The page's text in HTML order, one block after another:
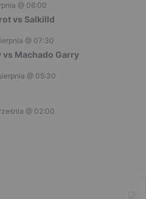
@ 06:00
vs Salkilld
@ 07:30
vs Machado Garry
@ 05:30
@ 02:00